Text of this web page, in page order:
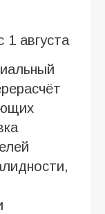
1 августа